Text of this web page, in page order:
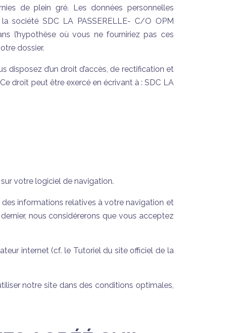
de plein gré. Les données personnelles
société SDC LA PASSERELLE- C/O OPM
l’hypothèse où vous ne fourniriez pas ces
dossier.
disposez d’un droit d’accès, de rectification et
droit peut être exercé en écrivant à : SDC LA
votre logiciel de navigation.
informations relatives à votre navigation et
nous considérerons que vous acceptez
internet (cf. le Tutoriel du site officiel de la
notre site dans des conditions optimales,